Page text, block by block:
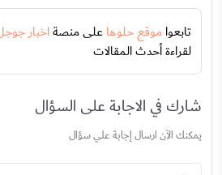
تابعواموقع حلوهاعلى منصةاخبار
لقراءة أحدث المقالات
شارك في الاجابة على السؤال
يمكنك الآن ارسال إجابة علي سؤال